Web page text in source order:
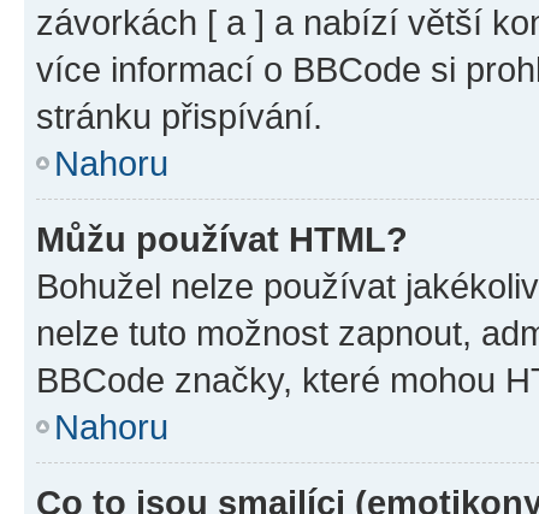
závorkách [ a ] a nabízí větší
více informací o BBCode si
stránku přispívání.
Nahoru
Můžu používat HTML?
Bohužel nelze používat
nelze tuto možnost zapnout,
BBCode značky, které mohou
Nahoru
Co to jsou smajlíci